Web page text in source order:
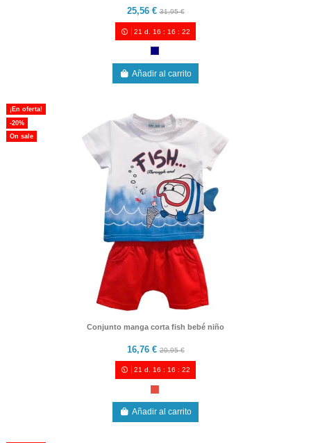
25,56 €31,95 €
21 d. 16 : 16 :21
Añadir al carrito
¡En oferta!
-20%
On sale
Conjunto manga corta fish bebé niño
16,76 €20,95 €
21 d. 16 :16 :21
Añadir al carrito